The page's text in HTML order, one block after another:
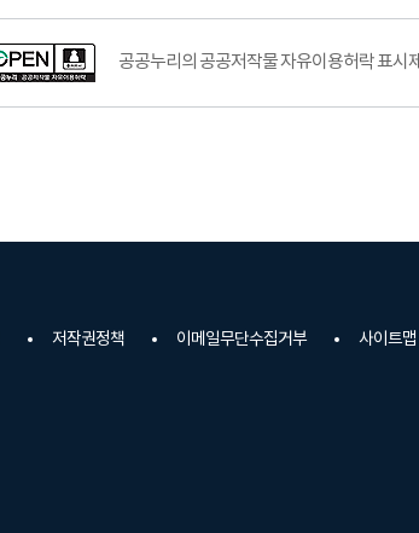
공공누리의 공공저작물 자유이용허락 표시
저작권정책 이메일무단수집거부 사이트맵